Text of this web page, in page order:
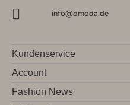
info@omoda.de
Kundenservice
Account
Fashion News